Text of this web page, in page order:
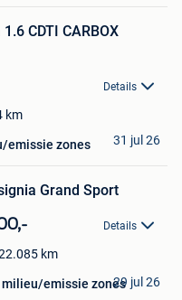
CARBOX
Details
km
emissie zones 31 jul 26
Grand Sport
Details
km
emissie zones29 jul 26